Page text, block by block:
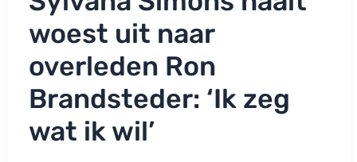
woest uit naar
overleden Ron
Brandsteder: ‘Ik zeg
wat ik wil’